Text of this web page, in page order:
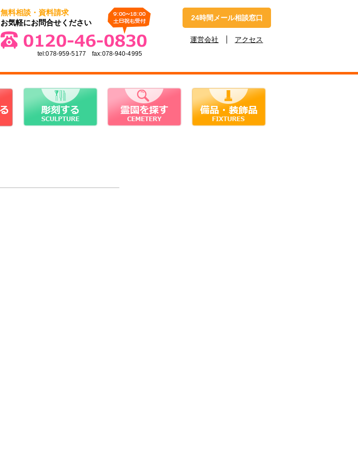
24時間メール相談窓口
運営会社 アクセス
無料相談・資料請求
お気軽にお問合せください
tel:078-959-5177 fax:078-940-4995